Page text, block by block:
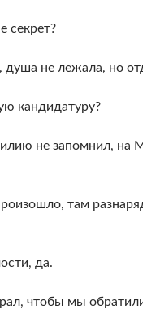
секрет?
душа не лежала, но
кандидатуру?
не запомнил, на М
там
да.
чтобы мы